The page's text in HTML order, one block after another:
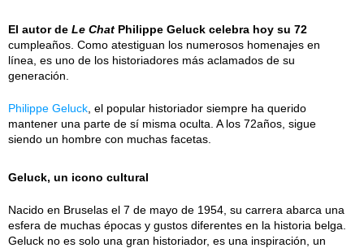
El autor de Le Chat Philippe Geluck celebra hoy su 72
cumpleaños. Como atestiguan los numerosos homenajes en
línea, es uno de los historiadores más aclamados de su
generación.
Philippe Geluck , el popular historiador siempre ha querido
mantener una parte de sí misma oculta. A los 72años, sigue
siendo un hombre con muchas facetas.
Geluck, un icono cultural
Nacido en Bruselas el 7 de mayo de 1954, su carrera abarca una
esfera de muchas épocas y gustos diferentes en la historia belga.
Geluck no es solo una gran historiador, es una inspiración, un